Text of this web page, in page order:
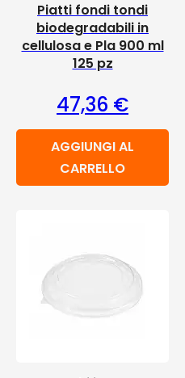
Piatti fondi tondi
biodegradabili in
cellulosa e Pla 900 ml
125 pz
47,36 €
AGGIUNGI AL
CARRELLO